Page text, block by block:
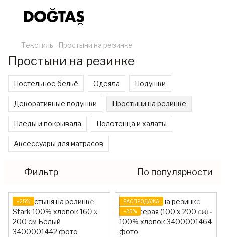
Текстиль Простыни на резинке
Простыни на резинке
Постельное бельё Одеяла Подушки
Декоративные подушки Простыни на резинке
Пледы и покрывала Полотенца и халаты
Аксессуары для матрасов
Фильтр По популярности
−25%
РАСПРОДАЖА
−25%